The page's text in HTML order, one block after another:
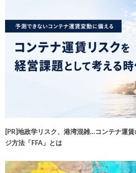
[PR]地政学リスク、港湾混雑…コンテナ運
ジ方法「FFA」とは